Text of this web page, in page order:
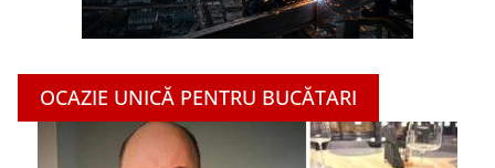
OCAZIE UNICĂ PENTRU BUCĂTARI